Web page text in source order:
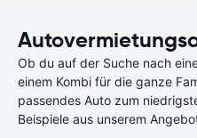
Ob du auf der Suche nach
einem Kombi für die ganze
passendes Auto zum
Beispiele aus unserem